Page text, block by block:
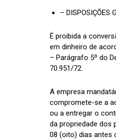
– DISPOSIÇÕES
É proibida a
em dinheiro de
– Parágrafo 5º do
70.951/72.
A empresa
compromete-se a
ou a entregar o
da propriedade dos
08 (oito) dias antes